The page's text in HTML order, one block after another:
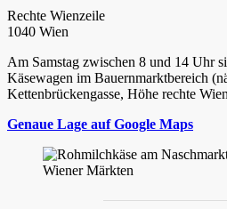
Rechte Wienzeile
1040 Wien
Am Samstag zwischen 8 und 14 Uhr
Käsewagen im Bauernmarktbereich
Kettenbrückengasse, Höhe rechte
Genaue Lage auf Google Maps